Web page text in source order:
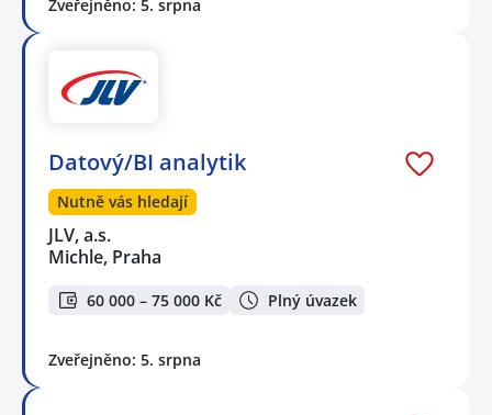
Zveřejněno: 5. srpna
Datový/BI analytik
Nutně vás hledají
JLV, a.s.
Michle, Praha
60 000 – 75 000 Kč Plný úvazek
Zveřejněno: 5. srpna